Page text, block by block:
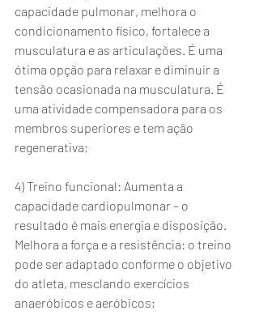
capacidade pulmonar, melhora o
condicionamento físico, fortalece a
musculatura e as articulações. É uma
ótima opção para relaxar e diminuir a
tensão ocasionada na musculatura. É
uma atividade compensadora para os
membros superiores e tem ação
regenerativa;
4) Treino funcional: Aumenta a
capacidade cardiopulmonar – o
resultado é mais energia e disposição.
Melhora a força e a resistência: o treino
pode ser adaptado conforme o objetivo
do atleta, mesclando exercícios
anaeróbicos e aeróbicos;